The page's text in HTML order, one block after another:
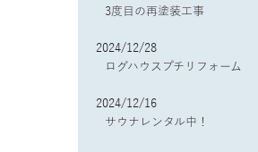
3度目の再塗装工事
2024/12/28
ログハウスプチリフォーム
2024/12/16
サウナレンタル中！